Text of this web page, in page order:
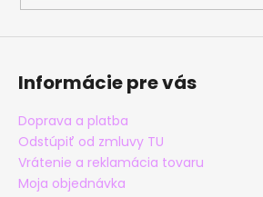
Informácie pre vás
Doprava a platba
Odstúpiť od zmluvy TU
Vrátenie a reklamácia tovaru
Moja objednávka